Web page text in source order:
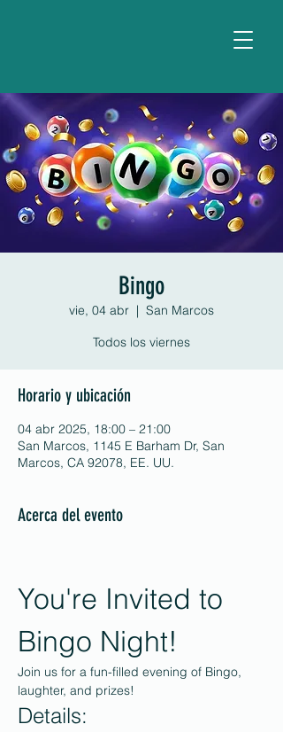
Bingo
vie, 04 abr
  |
San Marcos
Todos los viernes
Horario y ubicación
04 abr 2025, 18:00 – 21:00
San Marcos, 1145 E Barham Dr, San
Marcos, CA 92078, EE. UU.
Acerca del evento
You're Invited to
Bingo Night!
Join us for a fun-filled evening of Bingo,
laughter, and prizes!
Details: